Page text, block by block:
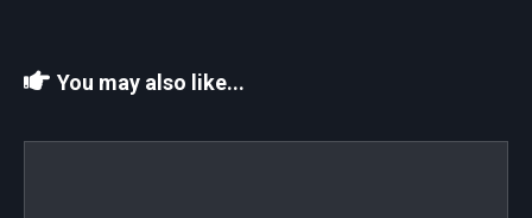
You may also like...